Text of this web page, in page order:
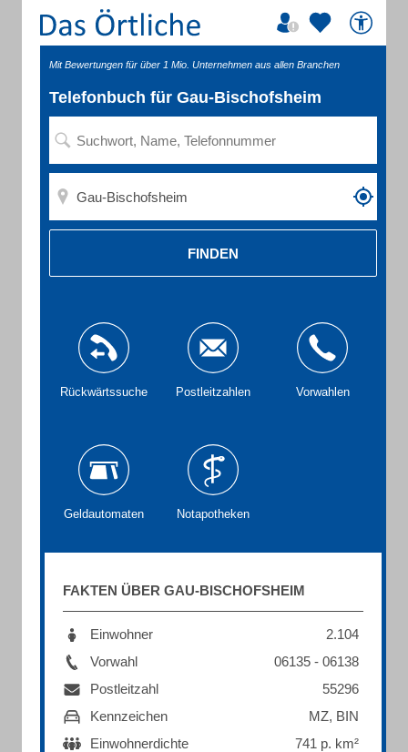
Mit Bewertungen für über 1 Mio. Unternehmen aus allen Branchen
Telefonbuch für Gau-Bischofsheim
FINDEN
Rückwärtssuche Postleitzahlen Vorwahlen
Geldautomaten Notapotheken
FAKTEN ÜBER GAU-BISCHOFSHEIM
Einwohner
2.104
Vorwahl
06135 - 06138
Postleitzahl
55296
Kennzeichen
MZ, BIN
Einwohnerdichte
741 p. km²